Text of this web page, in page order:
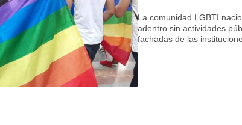
La comunidad LGBTI
adentro sin actividades
fachadas de las